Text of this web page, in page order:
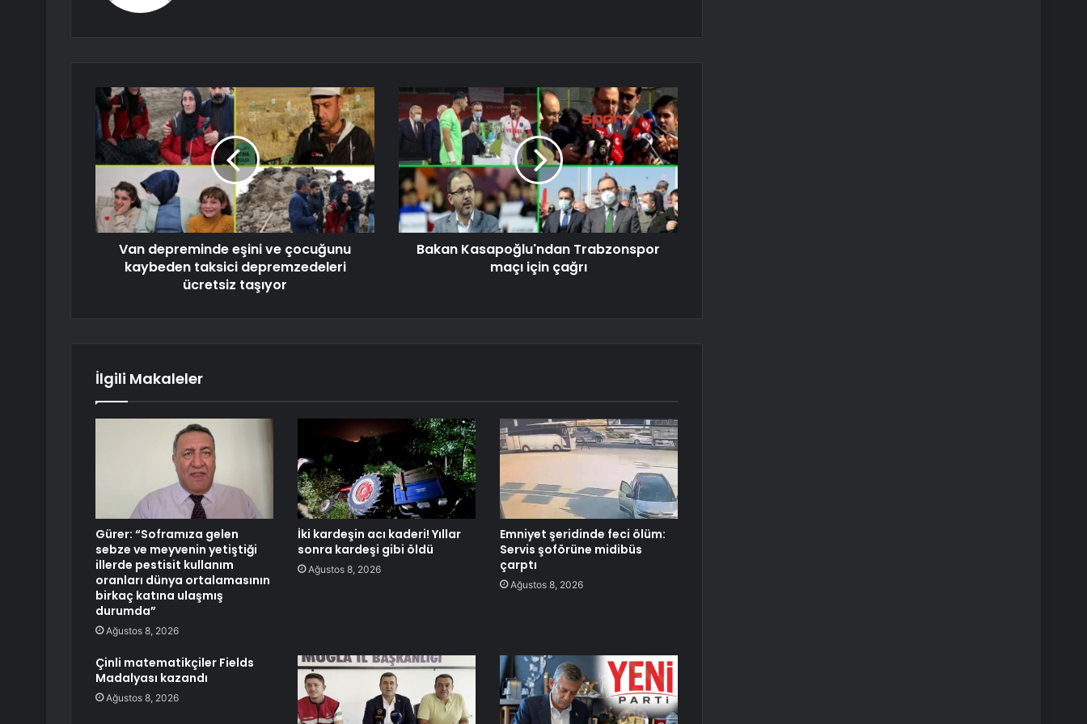
Van depreminde eşini ve çocuğunu
kaybeden taksici depremzedeleri
ücretsiz taşıyor
Bakan Kasapoğlu'ndan Trabzonspor
maçı için çağrı
İlgili Makaleler
Gürer: “Soframıza gelen
sebze ve meyvenin yetiştiği
illerde pestisit kullanım
oranları dünya ortalamasının
birkaç katına ulaşmış
durumda”
Ağustos 8, 2026
İki kardeşin acı kaderi! Yıllar
sonra kardeşi gibi öldü
Ağustos 8, 2026
Emniyet şeridinde feci ölüm:
Servis şoförüne midibüs
çarptı
Ağustos 8, 2026
Çinli matematikçiler Fields
Madalyası kazandı
Ağustos 8, 2026